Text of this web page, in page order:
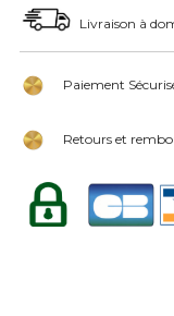
Livraison à
Paiement
Retours et